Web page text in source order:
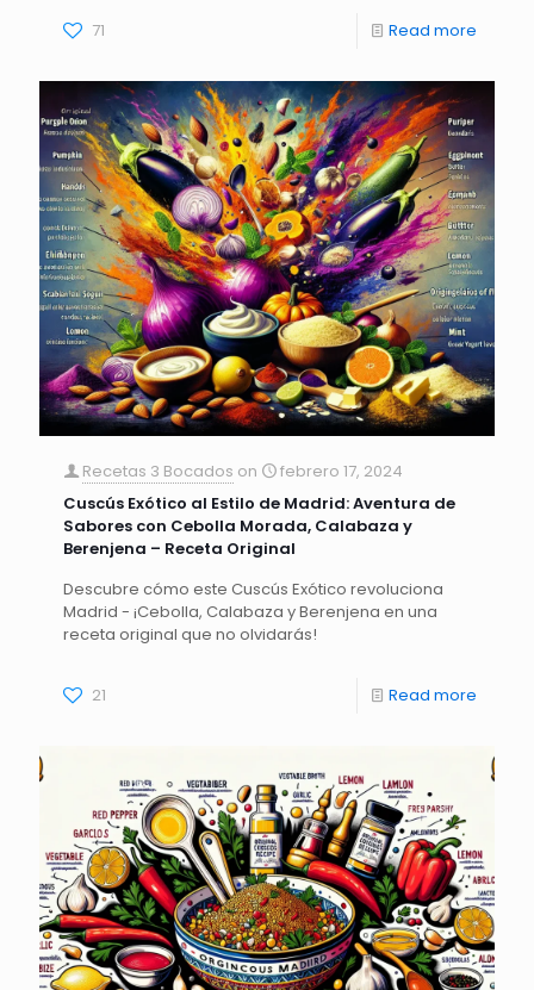
71 Read more
Recetas 3 Bocados on
febrero 17, 2024
Cuscús Exótico al Estilo de Madrid: Aventura de
Sabores con Cebolla Morada, Calabaza y
Berenjena – Receta Original
Descubre cómo este Cuscús Exótico revoluciona
Madrid - ¡Cebolla, Calabaza y Berenjena en una
receta original que no olvidarás!
21 Read more